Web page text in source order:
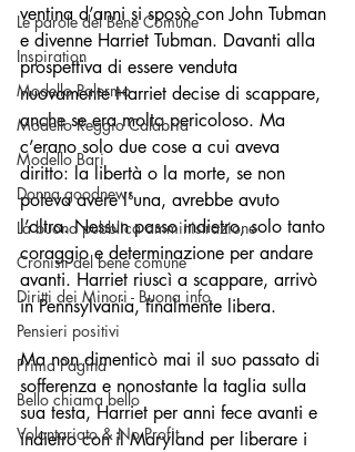
Le parole del Bene Comune
Inspiration
Modello Palermo
Modello Reggio Calabria
Modello Bari
Donna goodnews
La buona pubblica amministrazione
Cronisti del bene comune
Diritti dei Minori - Buona info
Pensieri positivi
Prima Pagina
Bello chiama bello
Volontariato & No Profit
ventina d’anni si sposò con John Tubman
e divenne Harriet Tubman. Davanti alla
prospettiva di essere venduta
nuovamente Harriet decise di scappare,
anche se era molto pericoloso. Ma
c’erano solo due cose a cui aveva
diritto: la libertà o la morte, se non
poteva avere l’una, avrebbe avuto
l’altra. Nessun passo indietro, solo tanto
coraggio e determinazione per andare
avanti. Harriet riuscì a scappare, arrivò
in Pennsylvania, finalmente libera.
Ma non dimenticò mai il suo passato di
sofferenza e nonostante la taglia sulla
sua testa, Harriet per anni fece avanti e
indietro con il Maryland per liberare i